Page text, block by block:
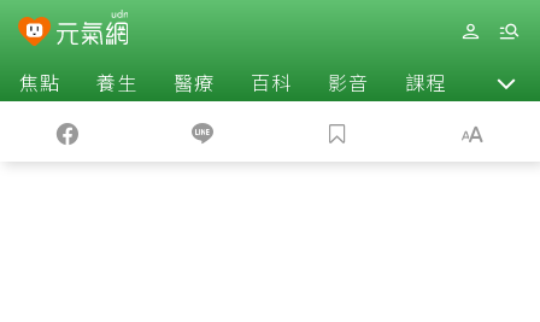
焦點 養生 醫療 百科 影音 課程 退休